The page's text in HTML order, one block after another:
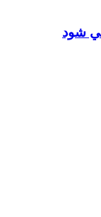
شود